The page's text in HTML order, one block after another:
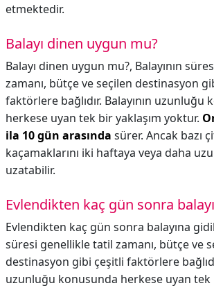
etmektedir.
Balayı dinen uygun mu?
Balayı dinen uygun mu?, Balayının
zamanı, bütçe ve seçilen destinasyon
faktörlere bağlıdır. Balayının uzunluğu
herkese uyan tek bir yaklaşım yoktur.
ila 10 gün arasında sürer. Ancak bazı
kaçamaklarını iki haftaya veya daha
uzatabilir.
Evlendikten kaç gün sonra
Evlendikten kaç gün sonra balayına
süresi genellikle tatil zamanı, bütçe ve
destinasyon gibi çeşitli faktörlere
uzunluğu konusunda herkese uyan tek